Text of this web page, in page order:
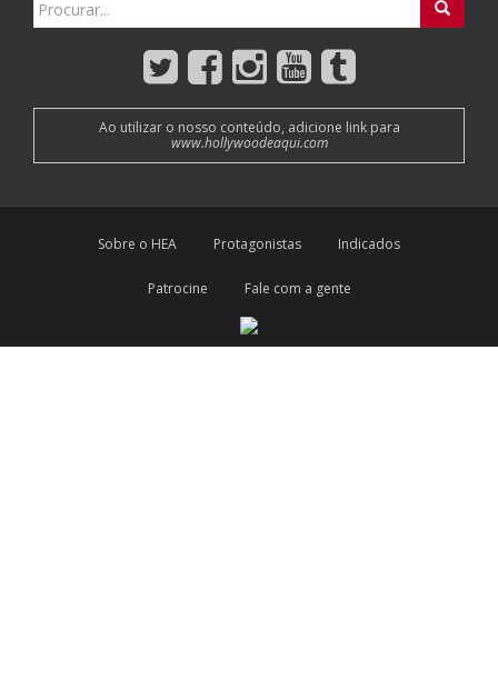
for:
Ao utilizar o nosso conteúdo, adicione link para
www.hollywoodeaqui.com
Sobre o HEA Protagonistas Indicados
Patrocine Fale com a gente